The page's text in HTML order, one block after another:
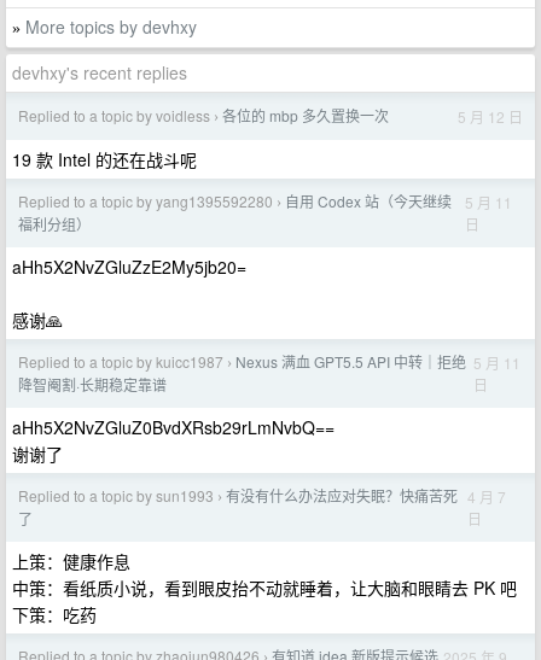
» More topics by devhxy
devhxy's recent replies
Replied to a topic by voidless › 各位的 mbp 多久置换一次 5 月 12 日
19 款 Intel 的还在战斗呢
Replied to a topic by yang1395592280 › 自用 Codex 站（今天继续
福利分组）
5 月 11
日
aHh5X2NvZGluZzE2My5jb20=
感谢🙏
Replied to a topic by kuicc1987 › Nexus 满血 GPT5.5 API 中转｜拒绝
降智阉割·长期稳定靠谱
5 月 11
日
aHh5X2NvZGluZ0BvdXRsb29rLmNvbQ==
谢谢了
Replied to a topic by sun1993 › 有没有什么办法应对失眠？快痛苦死
了
4 月 7
日
上策：健康作息
中策：看纸质小说，看到眼皮抬不动就睡着，让大脑和眼睛去 PK 吧
下策：吃药
Replied to a topic by zhaojun980426
有知道 idea 新版提示候选